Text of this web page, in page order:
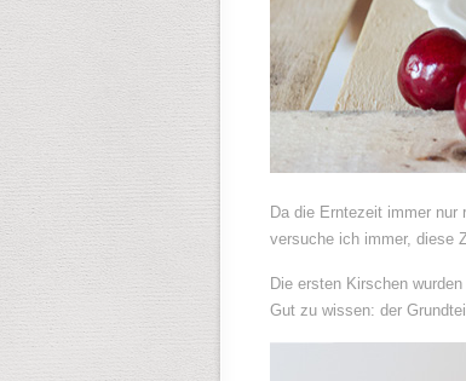
Da die Erntezeit immer nur
versuche ich immer, diese
Die ersten Kirschen
Gut zu wissen: der